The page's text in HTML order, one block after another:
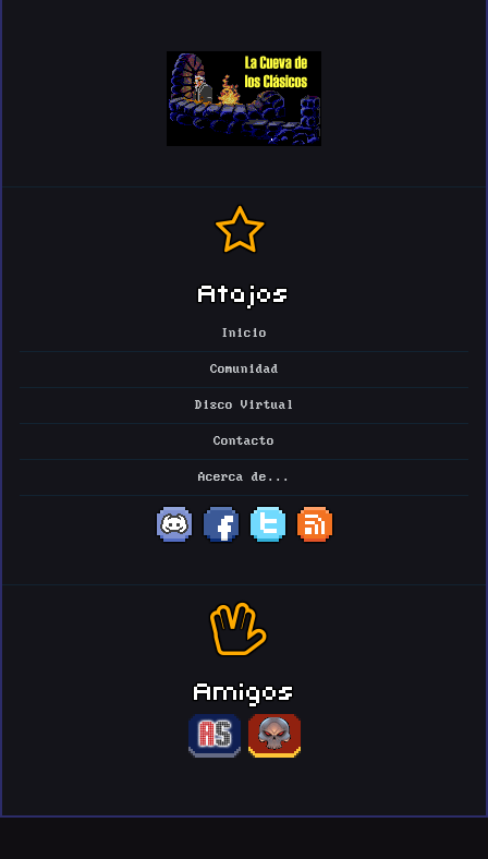
Atajos
Inicio
Comunidad
Disco Virtual
Contacto
Acerca de...
Amigos